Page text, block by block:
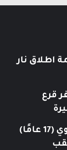
اطلاق نار
قرع
مصرع الفتى محمد جمعة القرناوي (17 عامًا)